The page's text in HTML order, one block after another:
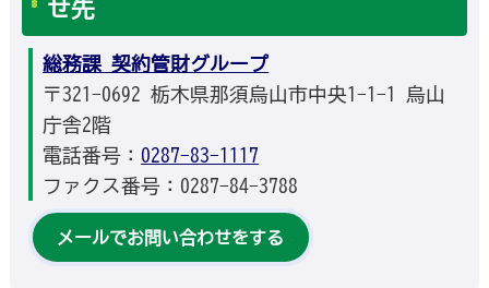
せ先
総務課 契約管財グループ
〒321-0692 栃木県那須烏山市中央1-1-1 烏山
庁舎2階
電話番号： 0287-83-1117
ファクス番号：0287-84-3788
メールでお問い合わせをする